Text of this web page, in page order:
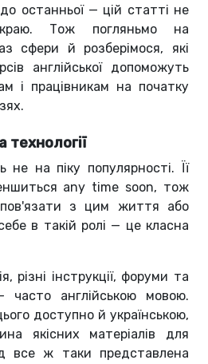
останньої — цій статті не
Тож погляньмо на
сфери й розберімося, які
англійської допоможуть
і працівникам на початку
технології
на піку популярності. Її
any time soon, тож
з цим життя або
в такій ролі — це класна
різні інструкції, форуми та
англійською мовою.
доступно й українською,
якісних матеріалів для
все ж таки представлена